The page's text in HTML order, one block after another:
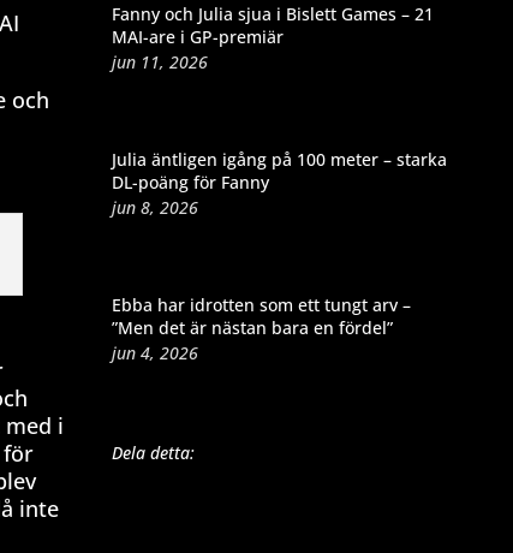
och
med i
för
inte
Fanny och Julia sjua i Bislett Games – 21
MAI-are i GP-premiär
jun 11, 2026
Julia äntligen igång på 100 meter – starka
DL-poäng för Fanny
jun 8, 2026
Ebba har idrotten som ett tungt arv –
”Men det är nästan bara en fördel”
jun 4, 2026
Dela detta: